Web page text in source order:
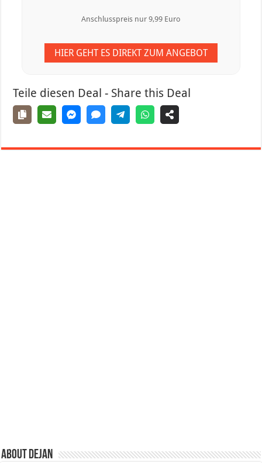
Anschlusspreis nur 9,99 Euro
HIER GEHT ES DIREKT ZUM ANGEBOT
Teile diesen Deal - Share this Deal
About Dejan